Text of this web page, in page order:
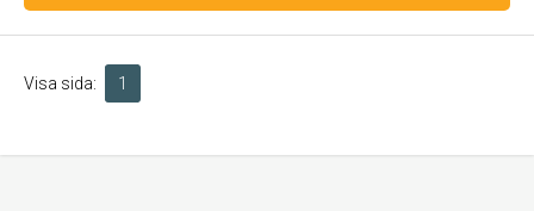
Visa sida: 1